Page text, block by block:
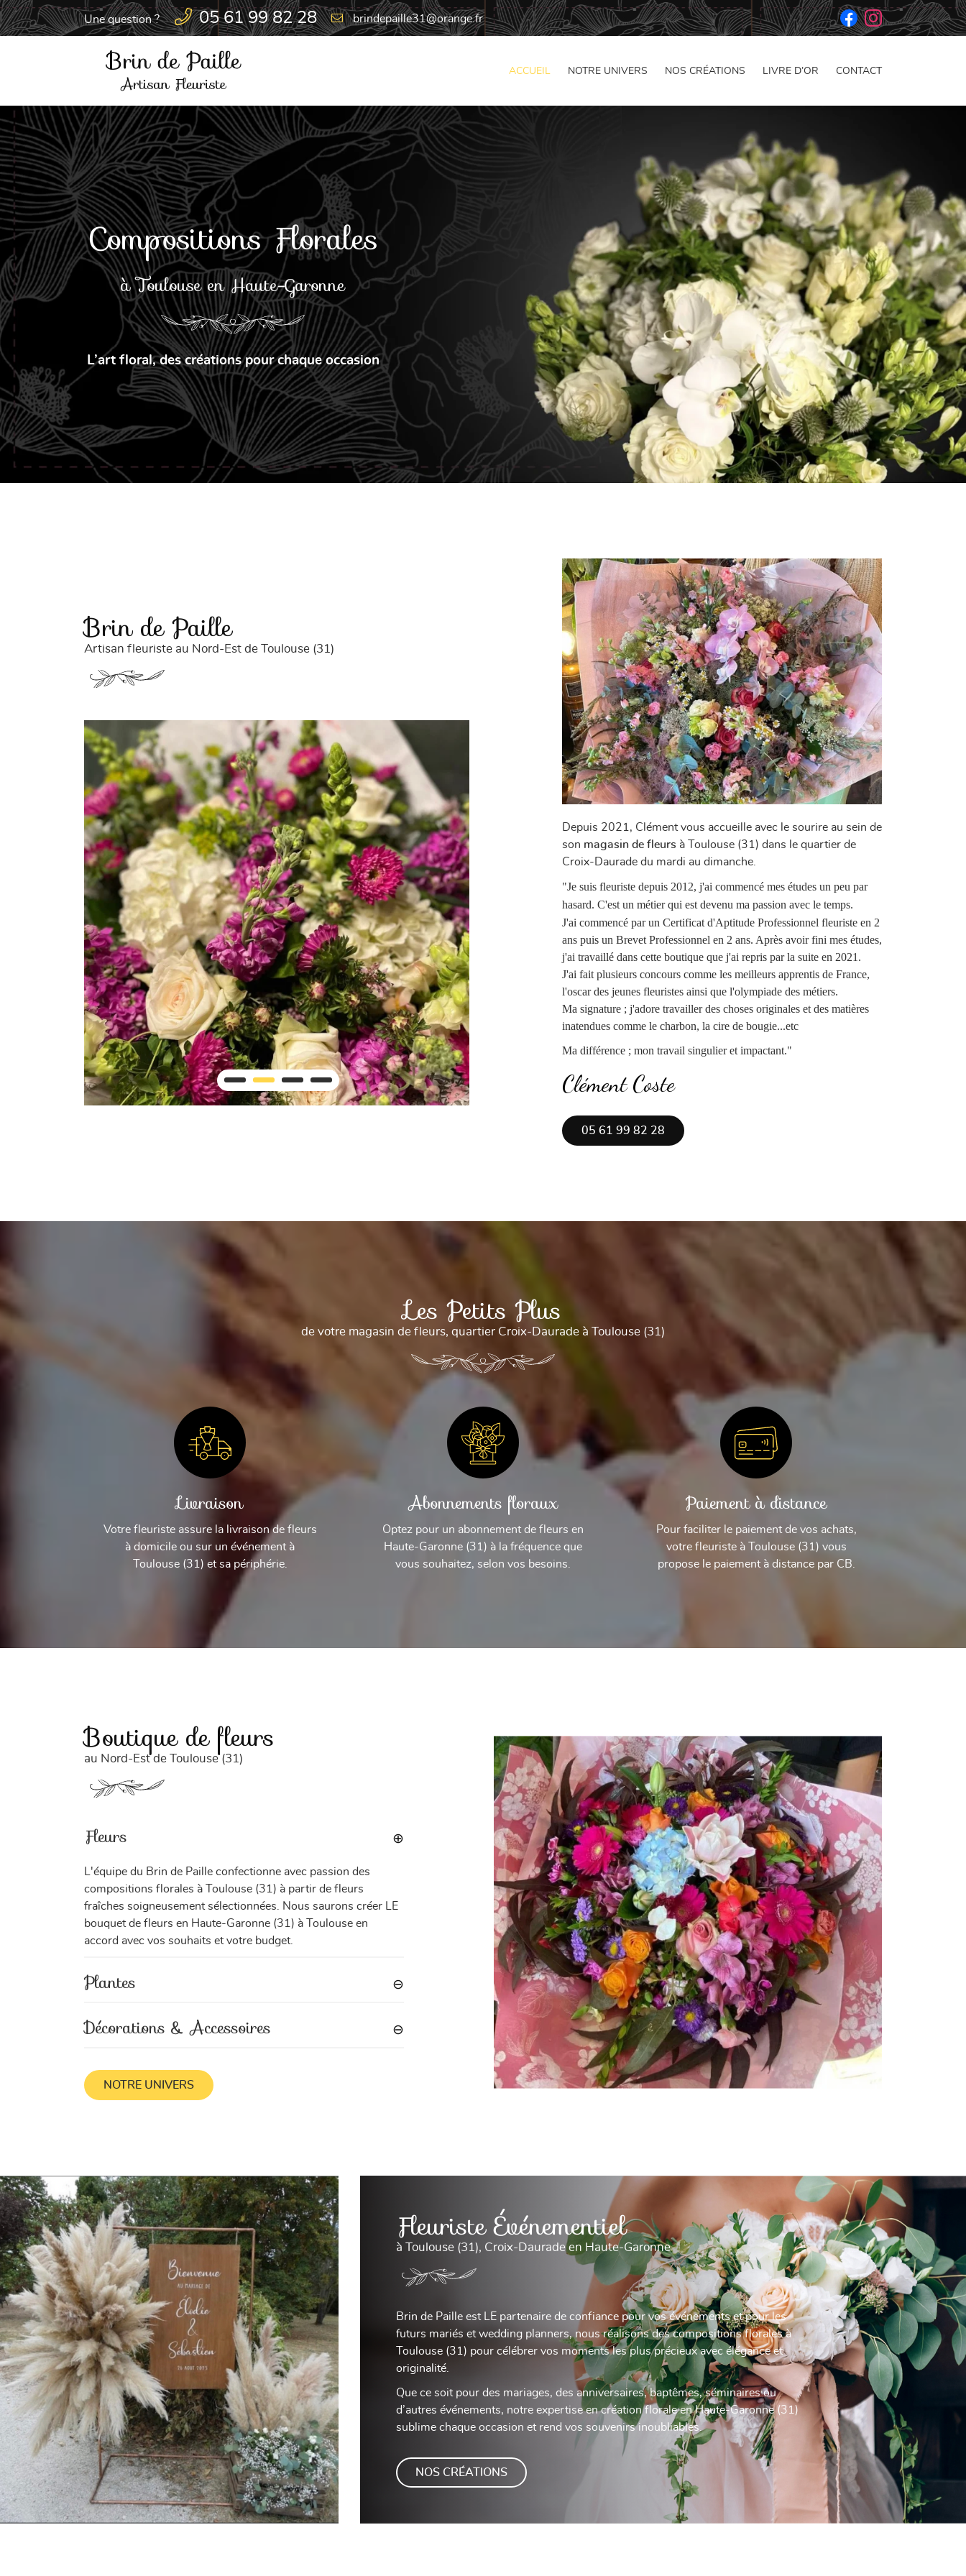
Une question ? 05 61 99 82 28
ACCUEIL NOTRE UNIVERS NOS CRÉATIONS LIVRE D’OR CONTACT
6 route d'Albi
31200 TOULOUSE
 Adresse email de réception
Recopier le code ci-contre
Rafraîchir le captcha
En cochant cette case, vous consentez à recevoir nos propositions commerciales à
l'adresse email indiqué ci-dessus. Vous pouvez vous désinscrire à tout moment en
utilisant
.
Inscription
Compositions Florales
à Toulouse en Haute-Garonne
L’art floral, des créations pour chaque occasion
Brin de Paille
Artisan fleuriste au Nord-Est de Toulouse (31)
Depuis 2021, Clément vous accueille avec le sourire au sein de
son magasin de fleurs à Toulouse (31) dans le quartier de
Croix-Daurade du mardi au dimanche.
"Je suis fleuriste depuis 2012, j'ai commencé mes études un peu par
hasard. C'est un métier qui est devenu ma passion avec le temps.
J'ai commencé par un Certificat d'Aptitude Professionnel fleuriste en 2
ans puis un Brevet Professionnel en 2 ans. Après avoir fini mes études,
j'ai travaillé dans cette boutique que j'ai repris par la suite en 2021.
J'ai fait plusieurs concours comme les meilleurs apprentis de France,
l'oscar des jeunes fleuristes ainsi que l'olympiade des métiers.
Ma signature ; j'adore travailler des choses originales et des matières
inatendues comme le charbon, la cire de bougie...etc
Ma différence ; mon travail singulier et impactant."
Clément Coste
05 61 99 82 28
Les Petits Plus
de votre magasin de fleurs, quartier Croix-Daurade à Toulouse (31)
Livraison
Votre fleuriste assure la livraison de fleurs
à domicile ou sur un événement à
Toulouse (31) et sa périphérie.
Abonnements floraux
Optez pour un abonnement de fleurs en
Haute-Garonne (31) à la fréquence que
vous souhaitez, selon vos besoins.
Paiement à distance
Pour faciliter le paiement de vos achats,
votre fleuriste à Toulouse (31) vous
propose le paiement à distance par CB.
Boutique de fleurs
au Nord-Est de Toulouse (31)
Fleurs
L'équipe du Brin de Paille confectionne avec passion des
compositions florales à Toulouse (31) à partir de fleurs
fraîches soigneusement sélectionnées. Nous saurons créer LE
bouquet de fleurs en Haute-Garonne (31) à Toulouse en
accord avec vos souhaits et votre budget.
Plantes
Décorations & Accessoires
NOTRE UNIVERS
Fleuriste Événementiel
à Toulouse (31), Croix-Daurade en Haute-Garonne
Brin de Paille est LE partenaire de confiance pour vos événements et pour les
futurs mariés et wedding planners, nous réalisons des compositions florales à
Toulouse (31) pour célébrer vos moments les plus précieux avec élégance et
originalité.
Que ce soit pour des mariages, des anniversaires, baptêmes, séminaires ou
d’autres événements, notre expertise en création florale en Haute-Garonne (31)
sublime chaque occasion et rend vos souvenirs inoubliables.
NOS CRÉATIONS